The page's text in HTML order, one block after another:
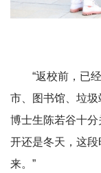
“返校前，已
市、图书馆、垃
博士生陈若谷十
开还是冬天，这
来。”